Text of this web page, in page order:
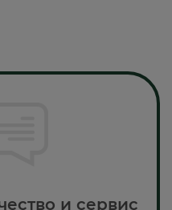
и сервис